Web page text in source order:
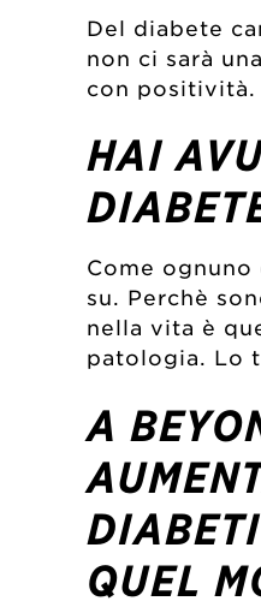
Del diabete
non ci sarà
con positività.
HAI
Come
su. Perchè
nella vita è
patologia. Lo
A
QUEL